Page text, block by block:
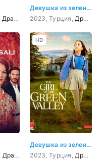
Драма
Девушка из зеленой долины 12 серия
2023, Турция, Драма
Драма
Девушка из зеленой долины 5 серия
2023, Турция, Драма
HD